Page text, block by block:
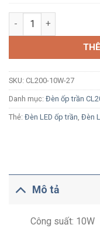
Đèn LED ốp trần
SKU: CL200-10W-27
Danh mục: Đèn ốp trần
Thẻ: Đèn LED ốp trần Đèn
Mô tả
Công suất: 10W